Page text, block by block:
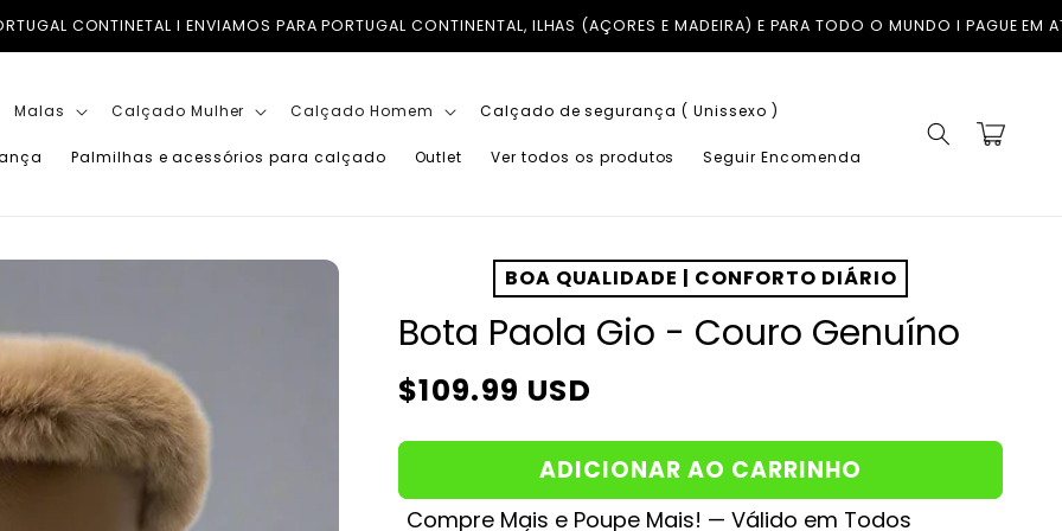
CONTINENTAL, ILHAS (AÇORES E MADEIRA) E PARA TODO O MUNDO I PAGUE EM ATÉ 3X COM A KLARNA SEM JUROS
Malas Calçado Mulher Calçado Homem Calçado de segurança ( Unissexo )
Palmilhas e acessórios para calçado Outlet Ver todos os produtos Seguir Encomenda
Carrinho
BOA QUALIDADE | CONFORTO DIÁRIO
Bota Paola Gio - Couro Genuíno
Preço
$109.99 USD
ADICIONAR AO CARRINHO
Compre Mais e Poupe Mais! — Válido em Todos